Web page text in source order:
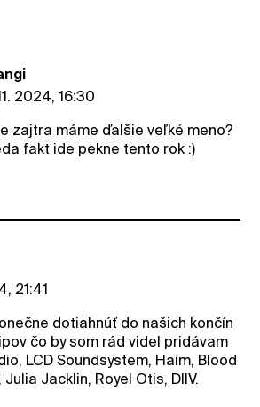
2024, 16:30
zajtra máme ďalšie veľké meno?
fakt ide pekne tento rok :)
21:41
dotiahnúť do našich končín
čo by som rád videl pridávam
LCD Soundsystem, Haim, Blood
Jacklin, Royel Otis, DIIV.